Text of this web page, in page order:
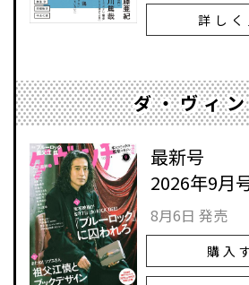
詳しく
ダ・ヴィ
最新号
2026年9月
8月6日 発売
購入